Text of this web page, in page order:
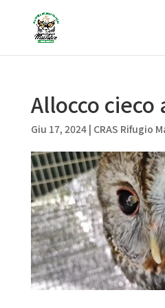
Allocco cieco
Giu 17, 2024| CRAS Rifugio